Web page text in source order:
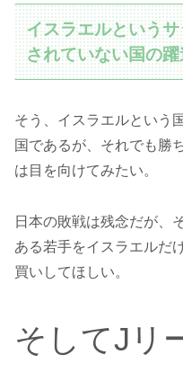
イスラエルという
されていない国の躍
そう、イスラエルという
国であるが、それでも勝
は目を向けてみたい。
日本の敗戦は残念だが、
ある若手をイスラエルだ
買いしてほしい。
そしてJリ